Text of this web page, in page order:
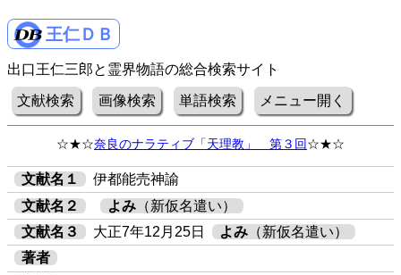
王仁ＤＢ
出口王仁三郎と霊界物語の総合検索サイト
文献検索 画像検索 単語検索 メニュー開く
☆★☆奈良のナラティブ「天理教」 第３回☆★☆
文献名１
伊都能売神諭
文献名２
よみ （新仮名遣い）
文献名３
大正7年12月25日 よみ （新仮名遣い）
著者